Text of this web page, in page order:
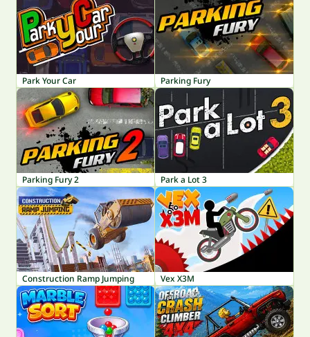
Park Your Car Parking Fury
Parking Fury 2 Park a Lot 3
Construction Ramp Jumping Vex X3M